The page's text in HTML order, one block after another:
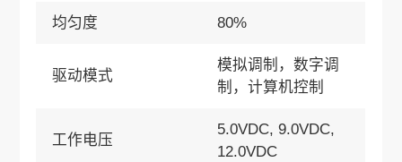
均匀度 80%
驱动模式
模拟调制，数字调
制，计算机控制
工作电压
5.0VDC, 9.0VDC,
12.0VDC